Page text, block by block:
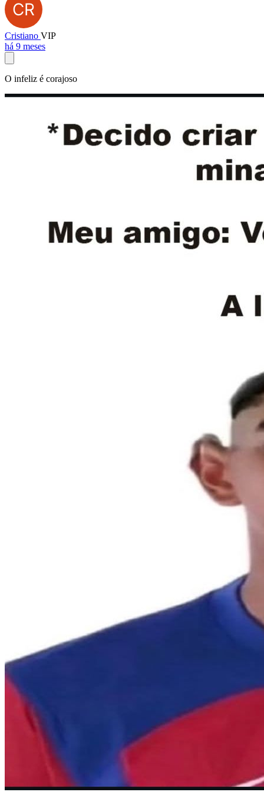
Cristiano VIP
há 9 meses
O infeliz é corajoso